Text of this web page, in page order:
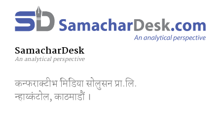
SamacharDesk
An analytical perspective
कन्फराक्टीभ मिडिया साेलुसन प्रा.लि.
न्हाय्कंटाेल, काठमाडाैं ।